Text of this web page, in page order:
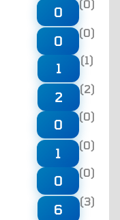
0
(0)
0
(0)
1
(1)
2
(2)
0
(0)
1
(0)
0
(0)
6
(3)